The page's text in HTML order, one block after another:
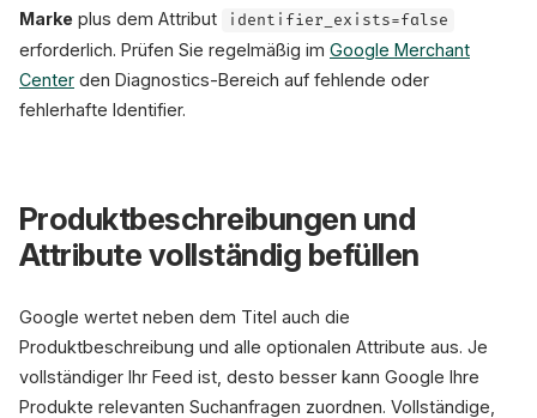
Marke plus dem Attribut identifier_exists=false
erforderlich. Prüfen Sie regelmäßig im Google Merchant
Center den Diagnostics-Bereich auf fehlende oder
fehlerhafte Identifier.
Produktbeschreibungen und
Attribute vollständig befüllen
Google wertet neben dem Titel auch die
Produktbeschreibung und alle optionalen Attribute aus. Je
vollständiger Ihr Feed ist, desto besser kann Google Ihre
Produkte relevanten Suchanfragen zuordnen. Vollständige,